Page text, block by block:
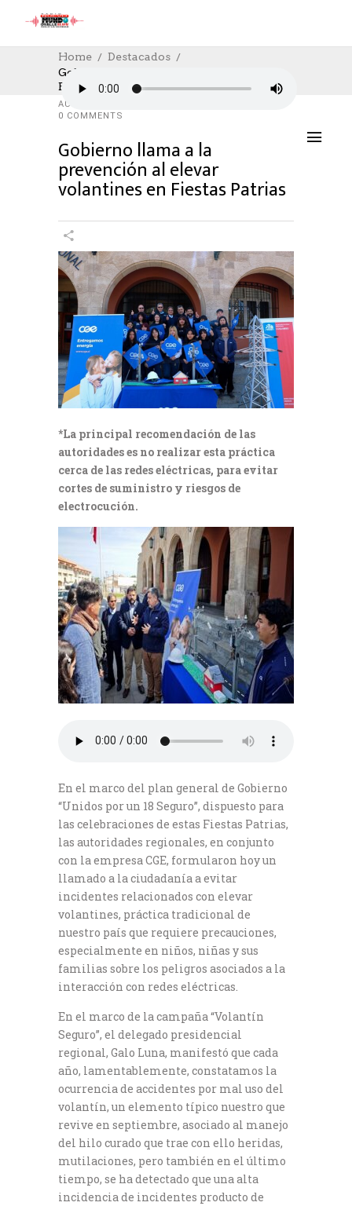
Home
Destacados
Gobierno Llama A La Prevención Al
Elevar Volantines En Fiestas Patrias
DESTACADOS SOCIAL
10/09/2024
AUTHOR: HECTOR
0 COMMENTS
Gobierno llama a la
prevención al elevar
volantines en Fiestas Patrias
*La principal recomendación de las
autoridades es no realizar esta práctica
cerca de las redes eléctricas, para evitar
cortes de suministro y riesgos de
electrocución.
En el marco del plan general de Gobierno
“Unidos por un 18 Seguro”, dispuesto para
las celebraciones de estas Fiestas Patrias,
las autoridades regionales, en conjunto
con la empresa CGE, formularon hoy un
llamado a la ciudadanía a evitar
incidentes relacionados con elevar
volantines, práctica tradicional de
nuestro país que requiere precauciones,
especialmente en niños, niñas y sus
familias sobre los peligros asociados a la
interacción con redes eléctricas.
En el marco de la campaña “Volantín
Seguro”, el delegado presidencial
regional, Galo Luna, manifestó que cada
año, lamentablemente, constatamos la
ocurrencia de accidentes por mal uso del
volantín, un elemento típico nuestro que
revive en septiembre, asociado al manejo
del hilo curado que trae con ello heridas,
mutilaciones, pero también en el último
tiempo, se ha detectado que una alta
incidencia de incidentes producto de